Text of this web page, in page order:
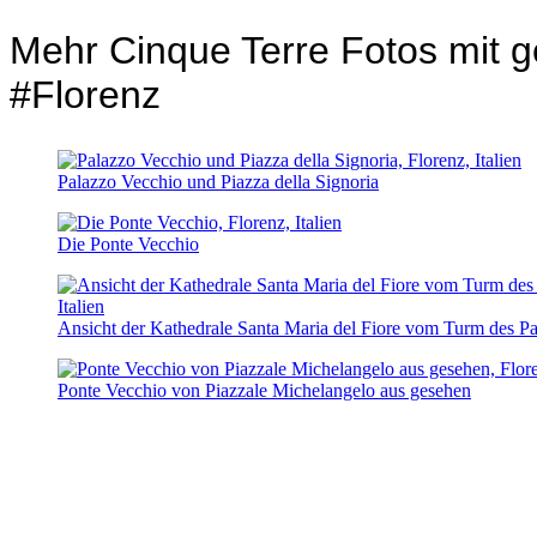
Mehr Cinque Terre Fotos mit
#Florenz
Palazzo Vecchio und Piazza della Signoria
Die Ponte Vecchio
Ansicht der Kathedrale Santa Maria del Fiore vom Turm des
Ponte Vecchio von Piazzale Michelangelo aus gesehen